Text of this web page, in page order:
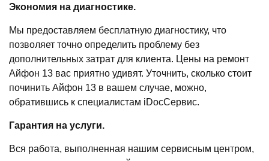
Экономия на диагностике.
Мы предоставляем бесплатную диагностику, что
позволяет точно определить проблему без
дополнительных затрат для клиента. Цены на ремонт
Айфон 13 вас приятно удивят. Уточнить, сколько стоит
починить Айфон 13 в вашем случае, можно,
обратившись к специалистам iDocСервис.
Гарантия на услуги.
Вся работа, выполненная нашим сервисным центром,